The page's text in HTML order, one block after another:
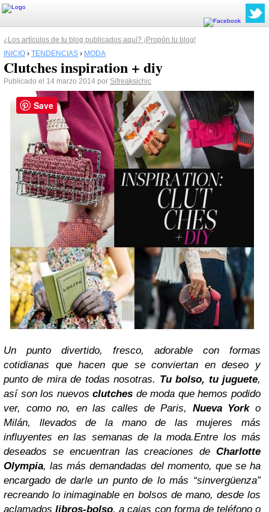
¿Los artículos de tu blog publicados aquí? ¡Propón tu blog!
INICIO › TENDENCIAS › MODA
Clutches inspiration + diy
Publicado el 14 marzo 2014 por Sifreaksichic
Un punto divertido, fresco, adorable con formas
cotidianas que hacen que se conviertan en deseo y
punto de mira de todas nosotras. Tu bolso, tu juguete,
así son los nuevosclutches de moda que hemos podido
ver, como no, en las calles de Paris, Nueva Yorko
Milán, llevados de la mano de las mujeres más
influyentes en las semanas de la moda.Entre los más
deseados se encuentran las creaciones de Charlotte
Olympia, las más demandadas del momento, que se ha
encargado de darle un punto de lo más “sinvergüenza”
recreando lo inimaginable en bolsos de mano, desde los
aclamadoslibros-bolso, a cajas con forma de teléfono o
Save